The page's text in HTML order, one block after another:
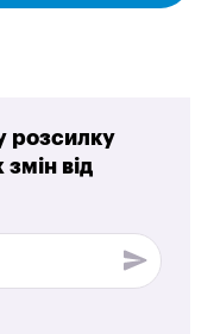
розсилку
від